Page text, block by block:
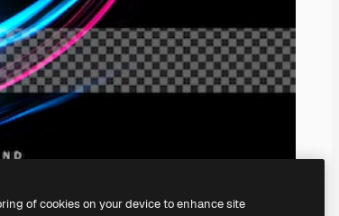
of cookies on your device to enhance site